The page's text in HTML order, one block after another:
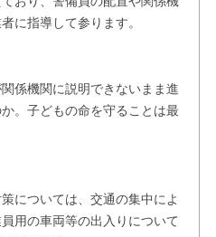
に指導して参ります。
係機関に説明できないまま進
。子どもの命を守ることは最
については、交通の集中によ
用の車両等の出入りについて